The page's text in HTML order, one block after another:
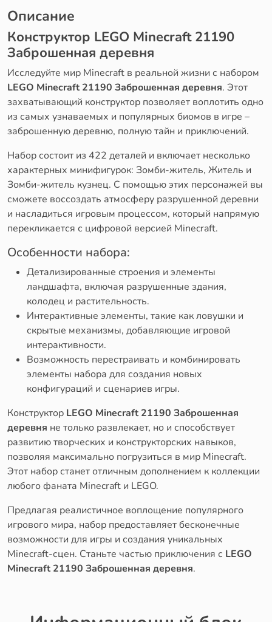
Описание
Конструктор LEGO Minecraft 21190
Заброшенная деревня
Исследуйте мир Minecraft в реальной жизни с набором
LEGO Minecraft 21190 Заброшенная деревня. Этот
захватывающий конструктор позволяет воплотить одно
из самых узнаваемых и популярных биомов в игре –
заброшенную деревню, полную тайн и приключений.
Набор состоит из 422 деталей и включает несколько
характерных минифигурок: Зомби-житель, Житель и
Зомби-житель кузнец. С помощью этих персонажей вы
сможете воссоздать атмосферу разрушенной деревни
и насладиться игровым процессом, который напрямую
перекликается с цифровой версией Minecraft.
Особенности набора:
Детализированные строения и элементы
ландшафта, включая разрушенные здания,
колодец и растительность.
Интерактивные элементы, такие как ловушки и
скрытые механизмы, добавляющие игровой
интерактивности.
Возможность перестраивать и комбинировать
элементы набора для создания новых
конфигураций и сценариев игры.
Конструктор LEGO Minecraft 21190 Заброшенная
деревня не только развлекает, но и способствует
развитию творческих и конструкторских навыков,
позволяя максимально погрузиться в мир Minecraft.
Этот набор станет отличным дополнением к коллекции
любого фаната Minecraft и LEGO.
Предлагая реалистичное воплощение популярного
игрового мира, набор предоставляет бесконечные
возможности для игры и создания уникальных
Minecraft-сцен. Станьте частью приключения с LEGO
Minecraft 21190 Заброшенная деревня.